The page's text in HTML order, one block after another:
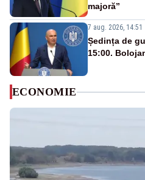
majoră”
7 aug. 2026, 14:51
Ședința de
15:00.
ECONOMIE